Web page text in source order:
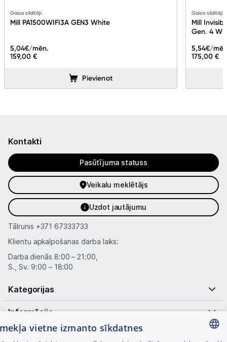
Gaisa sildītāji
Mill PA1500WIFI3A GEN3 White
159,00 €
5,04€/mēn.
Pievienot
Gaisa sildītāji
Mill
Gen. 4
175,00 €
5,54€/
Kontakti
Pasūtījuma statuss
Veikalu meklētājs
Uzdot jautājumu
Tālrunis +371 67333733
Klientu apkalpošanas darba laiks:
Darba dienās 8:00 – 21:00,
S., Sv. 9:00 – 18:00
Kategorijas
Informācija
Noderīgas saites
vietne izmanto sīkdatnes